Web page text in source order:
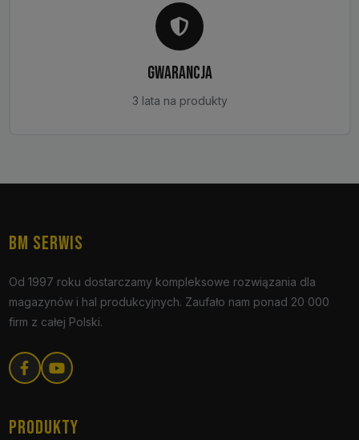
GWARANCJA
3 lata na produkty
BM SERWIS
Od 1997 roku dostarczamy kompleksowe rozwiązania dla
magazynów i hal produkcyjnych. Zaufało nam ponad 20 000
firm z całej Polski.
PRODUKTY